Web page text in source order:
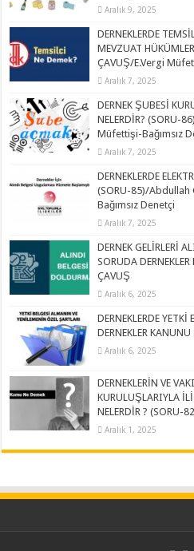
Aralık 9, 2025
DERNEKLERDE
MEVZUAT
ÇAVUŞ/E.Vergi
Aralık 7, 2025
DERNEK ŞUBESİ
NELERDİR? (SORU-
Müfettişi-Bağımsız
Aralık 7, 2025
DERNEKLERDE
(SORU-85)/Abdullah
Bağımsız Denetçi
Aralık 7, 2025
DERNEK GELİRLERİ
SORUDA
ÇAVUŞ
Aralık 6, 2025
DERNEKLERDE
DERNEKLER
Aralık 6, 2025
DERNEKLERİN VE
KURULUŞLARIYLA
NELERDİR ? (SORU-
Aralık 1, 2025